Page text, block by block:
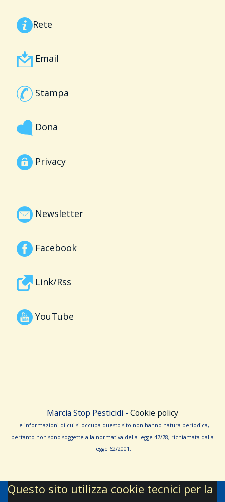
Rete
Email
Stampa
Dona
Privacy
Newsletter
Facebook
Link/Rss
YouTube
Marcia Stop Pesticidi - Cookie policy
Le informa­zioni di cui si occupa questo sito non hanno na­tura periodica,
pertanto non sono sog­gette alla normativa della legge 47/78, richiamata dalla
leg­ge 62/­2001.
Questo sito utilizza cookie tecnici per la